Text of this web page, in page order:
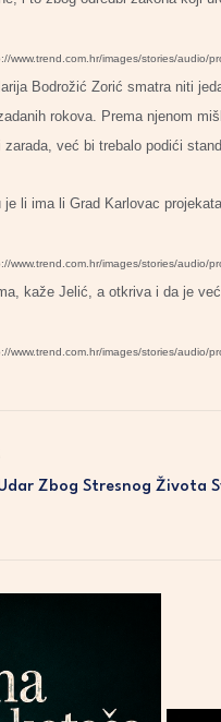
www.trend.com.hr/images/stories/audio/
Bodrožić Zorić smatra niti
rokova. Prema njenom
zarada, već bi trebalo podići
je li ima li Grad Karlovac
www.trend.com.hr/images/stories/audio/
kaže Jelić, a otkriva i da je
www.trend.com.hr/images/stories/audio/
Zbog Stresnog Života